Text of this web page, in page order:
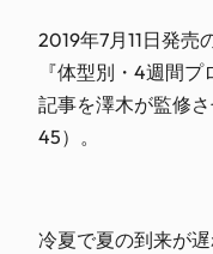
2019年7月11日発売
『体型別・4週間プ
記事を澤木が監修
45）。
冷夏で夏の到来が